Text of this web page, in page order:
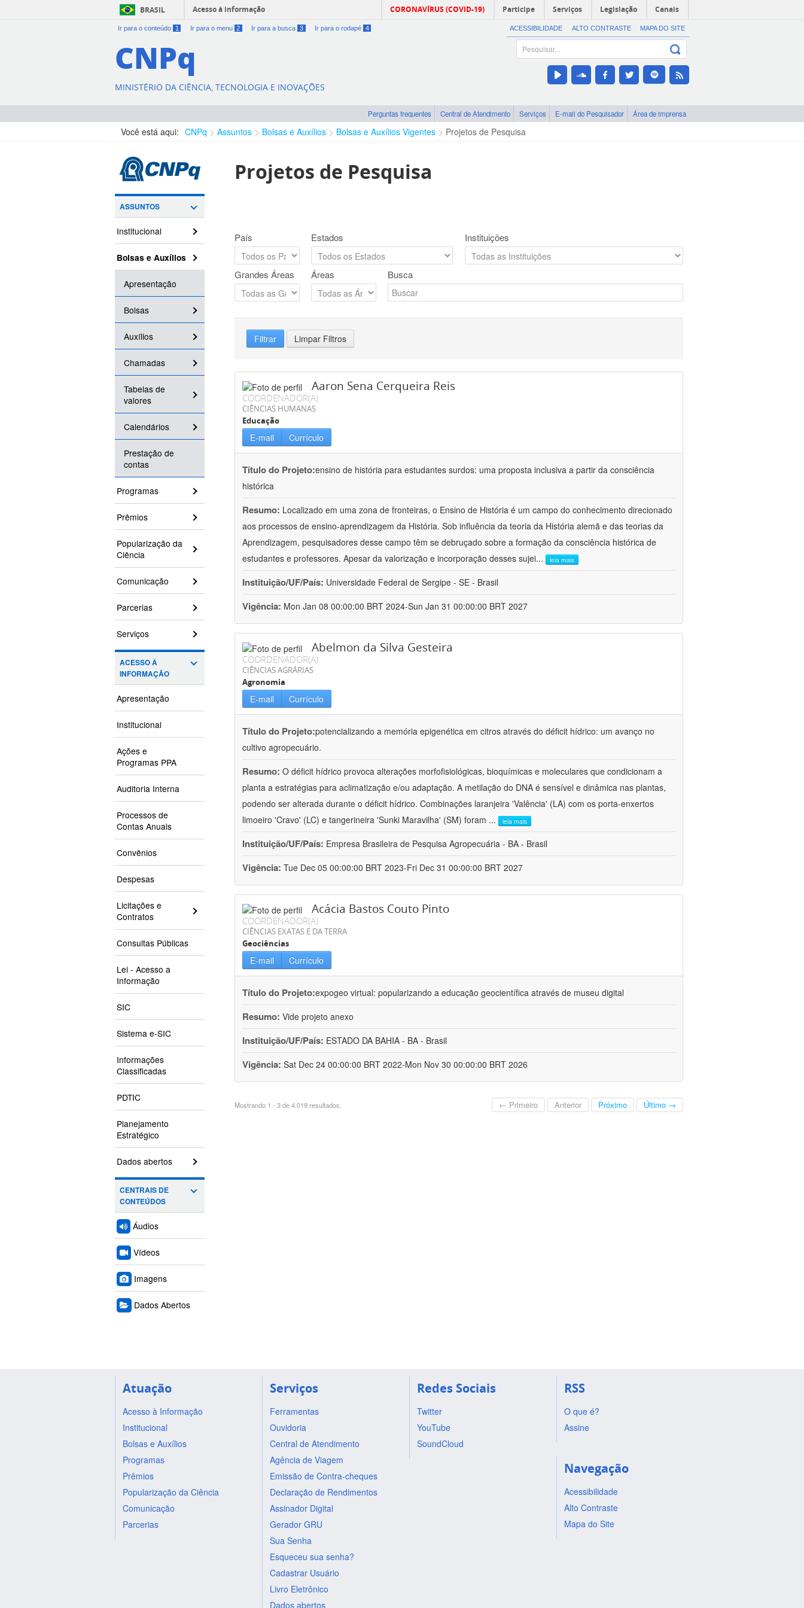
BRASIL Acesso à informação CORONAVÍRUS (COVID-19) Participe Serviços Legislação Canais
Ir para o conteúdo 1 Ir para o menu 2 Ir para a busca 3 Ir para o rodapé 4 ACESSIBILIDADE ALTO CONTRASTE MAPA DO SITE
CNPq
MINISTÉRIO DA CIÊNCIA, TECNOLOGIA E INOVAÇÕES
Perguntas frequentes Central de Atendimento Serviços E-mail do Pesquisador Área de imprensa
Você está aqui: CNPq Assuntos Bolsas e Auxílios Bolsas e Auxílios Vigentes Projetos de Pesquisa
ASSUNTOS
Institucional
Bolsas e Auxílios
Apresentação
Bolsas
Auxílios
Chamadas
Tabelas de
valores
Calendários
Prestação de
contas
Programas
Prêmios
Popularização da
Ciência
Comunicação
Parcerias
Serviços
ACESSO À
INFORMAÇÃO
Apresentação
Institucional
Ações e
Programas PPA
Auditoria Interna
Processos de
Contas Anuais
Convênios
Despesas
Licitações e
Contratos
Consultas Públicas
Lei - Acesso a
Informação
SIC
Sistema e-SIC
Informações
Classificadas
PDTIC
Planejamento
Estratégico
Dados abertos
CENTRAIS DE
CONTEÚDOS
Áudios
Vídeos
Imagens
Dados Abertos
Projetos de Pesquisa
País Estados Instituições
Grandes Áreas Áreas Busca
Filtrar Limpar Filtros
Aaron Sena Cerqueira Reis
COORDENADOR(A)
CIÊNCIAS HUMANAS
Educação
E-mail Currículo
Título do Projeto:ensino de história para estudantes surdos: uma proposta inclusiva a partir da consciência
histórica
Resumo: Localizado em uma zona de fronteiras, o Ensino de História é um campo do conhecimento direcionado
aos processos de ensino-aprendizagem da História. Sob influência da teoria da História alemã e das teorias da
Aprendizagem, pesquisadores desse campo têm se debruçado sobre a formação da consciência histórica de
estudantes e professores. Apesar da valorização e incorporação desses sujei... leia mais
Instituição/UF/País: Universidade Federal de Sergipe - SE - Brasil
Vigência: Mon Jan 08 00:00:00 BRT 2024-Sun Jan 31 00:00:00 BRT 2027
Abelmon da Silva Gesteira
COORDENADOR(A)
CIÊNCIAS AGRÁRIAS
Agronomia
E-mail Currículo
Título do Projeto:potencializando a memória epigenética em citros através do déficit hídrico: um avanço no
cultivo agropecuário.
Resumo: O déficit hídrico provoca alterações morfofisiológicas, bioquímicas e moleculares que condicionam a
planta a estratégias para aclimatização e/ou adaptação. A metilação do DNA é sensível e dinâmica nas plantas,
podendo ser alterada durante o déficit hídrico. Combinações laranjeira 'Valência' (LA) com os porta-enxertos
limoeiro 'Cravo' (LC) e tangerineira 'Sunki Maravilha' (SM) foram ... leia mais
Instituição/UF/País: Empresa Brasileira de Pesquisa Agropecuária - BA - Brasil
Vigência: Tue Dec 05 00:00:00 BRT 2023-Fri Dec 31 00:00:00 BRT 2027
Acácia Bastos Couto Pinto
COORDENADOR(A)
CIÊNCIAS EXATAS E DA TERRA
Geociências
E-mail Currículo
Título do Projeto:expogeo virtual: popularizando a educação geocientífica através de museu digital
Resumo: Vide projeto anexo
Instituição/UF/País: ESTADO DA BAHIA - BA - Brasil
Vigência: Sat Dec 24 00:00:00 BRT 2022-Mon Nov 30 00:00:00 BRT 2026
Mostrando 1 - 3 de 4.019 resultados. ← Primeiro Anterior Próximo Último →
Atuação
Acesso à Informação
Institucional
Bolsas e Auxílios
Programas
Prêmios
Popularização da Ciência
Comunicação
Parcerias
Serviços
Ferramentas
Ouvidoria
Central de Atendimento
Agência de Viagem
Emissão de Contra-cheques
Declaração de Rendimentos
Assinador Digital
Gerador GRU
Sua Senha
Esqueceu sua senha?
Cadastrar Usuário
Livro Eletrônico
Dados abertos
Redes Sociais
Twitter
YouTube
SoundCloud
RSS
O que é?
Assine
Navegação
Acessibilidade
Alto Contraste
Mapa do Site